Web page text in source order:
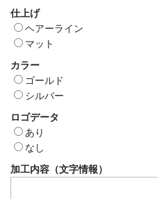
仕上げ
ヘアーライン
マット
カラー
ゴールド
シルバー
ロゴデータ
あり
なし
加工内容（文字情報）